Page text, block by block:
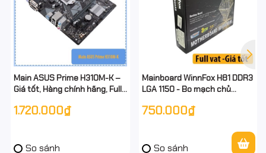
Main ASUS Prime H310M-K –
Giá tốt, Hàng chính hãng, Full
1.720.000₫
So sánh
Mainboard WinnFox H81 DDR3
LGA 1150 - Bo mạch chủ
Bảo hành 36 tháng – Full VAT
750.000₫
So sánh